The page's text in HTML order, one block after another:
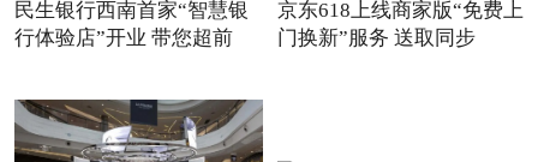
民生银行西南首家“智慧银
行体验店”开业 带您超前
京东618上线商家版“免费上
门换新”服务 送取同步